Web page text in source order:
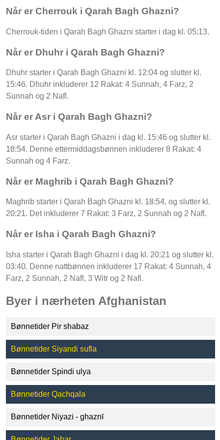
Når er Cherrouk i Qarah Bagh Ghazni?
Cherrouk-tiden i Qarah Bagh Ghazni starter i dag kl. 05:13.
Når er Dhuhr i Qarah Bagh Ghazni?
Dhuhr starter i Qarah Bagh Ghazni kl. 12:04 og slutter kl.
15:46. Dhuhr inkluderer 12 Rakat: 4 Sunnah, 4 Farz, 2
Sunnah og 2 Nafl.
Når er Asr i Qarah Bagh Ghazni?
Asr starter i Qarah Bagh Ghazni i dag kl. 15:46 og slutter kl.
18:54. Denne ettermiddagsbønnen inkluderer 8 Rakat: 4
Sunnah og 4 Farz.
Når er Maghrib i Qarah Bagh Ghazni?
Maghrib starter i Qarah Bagh Ghazni kl. 18:54, og slutter kl.
20:21. Det inkluderer 7 Rakat: 3 Farz, 2 Sunnah og 2 Nafl.
Når er Isha i Qarah Bagh Ghazni?
Isha starter i Qarah Bagh Ghazni i dag kl. 20:21 og slutter kl.
03:40. Denne nattbønnen inkluderer 17 Rakat: 4 Sunnah, 4
Farz, 2 Sunnah, 2 Nafl, 3 Witr og 2 Nafl.
Byer i nærheten Afghanistan
Bønnetider Pir shabaz
Bønnetider Siyandi sufla
Bønnetider Spindi ulya
Bønnetider Qachqala
Bønnetider Niyazi - ghaznī